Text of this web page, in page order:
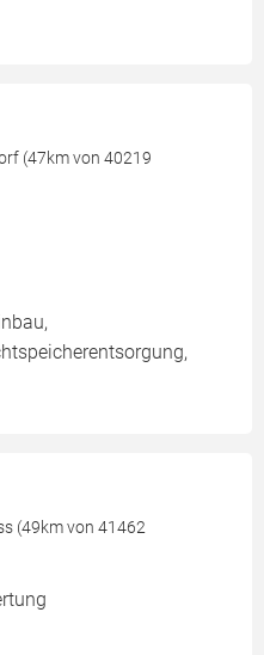
(47km von 40219
(49km von 41462